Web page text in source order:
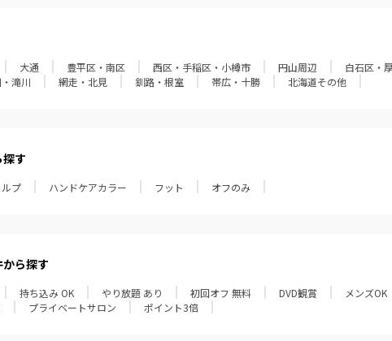
大通 豊平区・南区 西区・手稲区・小樽市 円山周辺 白石区・
滝川 網走・北見 釧路・根室 帯広・十勝 北海道その他
す
プ ハンドケアカラー フット オフのみ
ら探す
持ち込み OK やり放題 あり 初回オフ 無料 DVD観賞 メンズOK
プライベートサロン ポイント3倍